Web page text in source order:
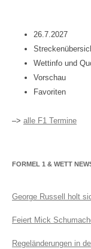
26.7.2027
Wettinfo und
Vorschau
Favoriten
–> alle F1 Termine
FORMEL 1 & WETT
George Russell holt
Feiert Mick
Regeländerungen in